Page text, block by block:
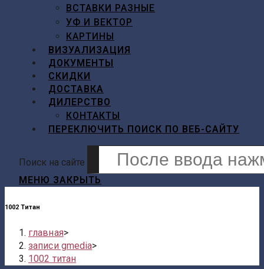
ВСТАВКИ РАЗНЫЕ
УФ И ВЕКТОР
КАРТИНЫ
ВИЗУАЛИЗАЦИЯ
ДОКУМЕНТЫ
СКИДКИ
ДОСТАВКА
ДИЛЕРСТВО
КОНТАКТЫ
ПЕРЕКЛЮЧИТЬ ПОИСК ПО ВЕБ-САЙТУ
Поиск на сайте
МЕНЮ ЗАКРЫТЬ
1002 Титан
главная>
записи gmedia>
1002 титан